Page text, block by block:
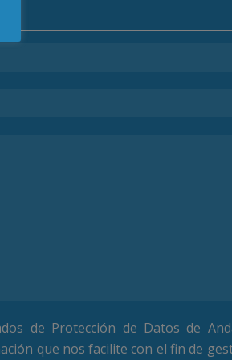
de Protección de Datos de
que nos facilite con el fin de